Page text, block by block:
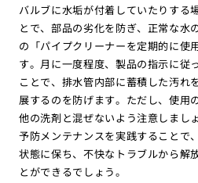
バルブに水垢が付着していたりする
とで、部品の劣化を防ぎ、正常な水
の「パイプクリーナーを定期的に使
す。月に一度程度、製品の指示に従
ことで、排水管内部に蓄積した汚れ
展するのを防げます。ただし、使用
他の洗剤と混ぜないよう注意しまし
予防メンテナンスを実践することで
状態に保ち、不快なトラブルから解
とができるでしょう。